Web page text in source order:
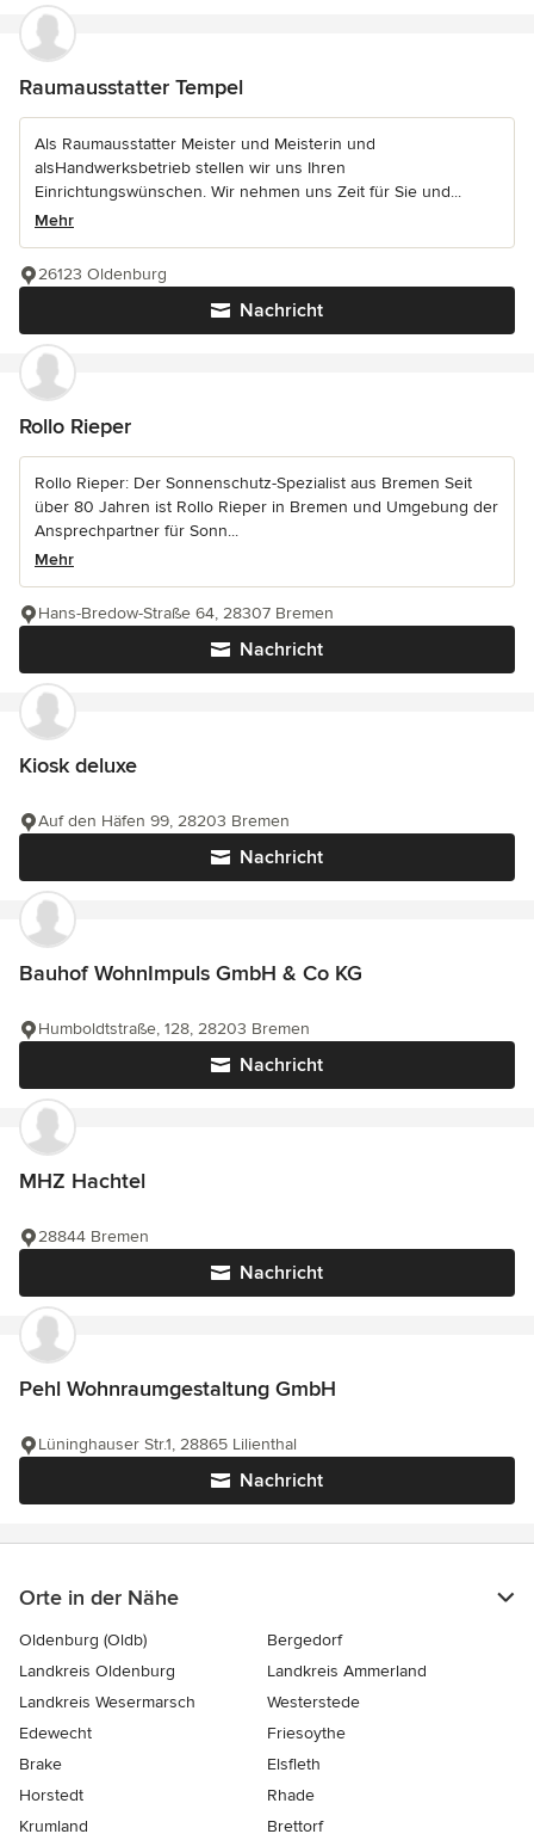
Raumausstatter Tempel
Als Raumausstatter Meister und Meisterin und
alsHandwerksbetrieb stellen wir uns Ihren
Einrichtungswünschen. Wir nehmen uns Zeit für Sie und...
Mehr
Nachricht
26123 Oldenburg
Rollo Rieper
Rollo Rieper: Der Sonnenschutz-Spezialist aus Bremen Seit
über 80 Jahren ist Rollo Rieper in Bremen und Umgebung der
Ansprechpartner für Sonn...
Mehr
Nachricht
Hans-Bredow-Straße 64, 28307 Bremen
Kiosk deluxe
Nachricht
Auf den Häfen 99, 28203 Bremen
Bauhof WohnImpuls GmbH & Co KG
Nachricht
Humboldtstraße, 128, 28203 Bremen
MHZ Hachtel
Nachricht
28844 Bremen
Pehl Wohnraumgestaltung GmbH
Nachricht
Lüninghauser Str.1, 28865 Lilienthal
Orte in der Nähe
Oldenburg (Oldb)
Bergedorf
Landkreis Oldenburg
Landkreis Ammerland
Landkreis Wesermarsch
Westerstede
Edewecht
Friesoythe
Brake
Elsfleth
Horstedt
Rhade
Krumland
Brettorf